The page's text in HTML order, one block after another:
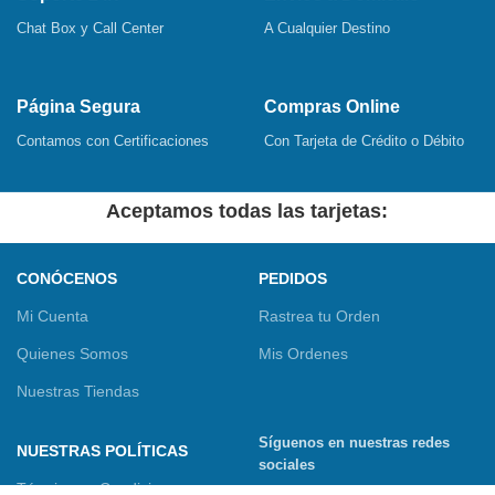
Chat Box y Call Center A Cualquier Destino
Página Segura
Contamos con Certificaciones
Compras Online
Con Tarjeta de Crédito o Débito
Aceptamos todas las tarjetas:
CONÓCENOS
Mi Cuenta
Quienes Somos
Nuestras Tiendas
PEDIDOS
Rastrea tu Orden
Mis Ordenes
NUESTRAS POLÍTICAS
Términos y Condiciones
Síguenos en nuestras redes
sociales